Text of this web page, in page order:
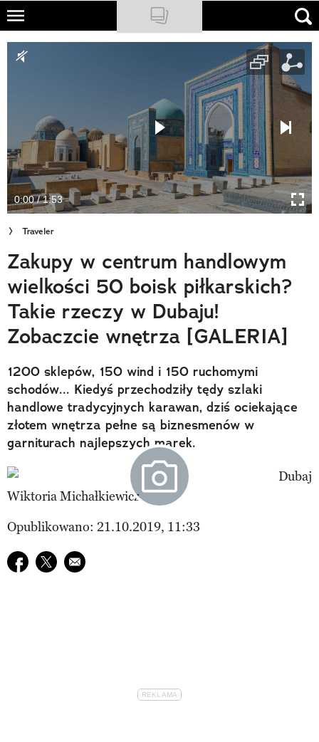
Skip
main
NATIONAL GEOGRAPHIC
Sklep
Newsletter
Cuda Polski
Wielki Konkurs Fotograficzny
Trendbook Podróżniczy
Polecane
0:00 / 1:53
Traveler
Zakupy w centrum handlowym
wielkości 50 boisk piłkarskich?
Takie rzeczy w Dubaju!
Zobaczcie wnętrza [GALERIA]
1200 sklepów, 150 wind i 150 ruchomymi
schodów... Kiedyś przechodziły tędy szlaki
handlowe tradycyjnych karawan, dziś ociekające
złotem wnętrza pełne są biznesmenów w
garniturach najlepszych marek.
Wiktoria Michałkiewicz
Opublikowano: 21.10.2019, 11:33
Udostępnij na facebook
Udostępnij na twitter
E-mail do przyjaciela